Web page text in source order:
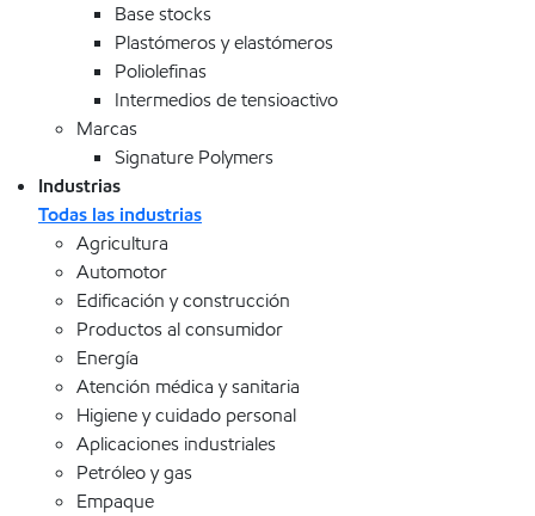
Base stocks
Plastómeros y elastómeros
Poliolefinas
Intermedios de tensioactivo
Marcas
Signature Polymers
Industrias
Todas las industrias
Agricultura
Automotor
Edificación y construcción
Productos al consumidor
Energía
Atención médica y sanitaria
Higiene y cuidado personal
Aplicaciones industriales
Petróleo y gas
Empaque